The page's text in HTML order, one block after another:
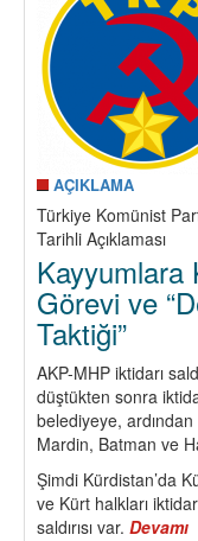
Elvan
yoldaş
(Kemal
Kıran)
Ayrıldı
AÇIKLAMA
Türkiye Komünist
Tarihli Açıklaması
Kayyumlara
Görevi ve
Taktiği”
AKP-MHP iktidarı
düştükten sonra
belediyeye,
Mardin, Batman ve
Şimdi Kürdistan’da
ve Kürt halkları
saldırısı var. Devamı